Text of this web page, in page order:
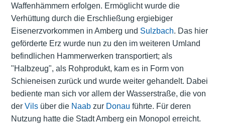
Waffenhämmern erfolgen. Ermöglicht wurde die
Verhüttung durch die Erschließung ergiebiger
Eisenerzvorkommen in Amberg und Sulzbach. Das hier
geförderte Erz wurde nun zu den im weiteren Umland
befindlichen Hammerwerken transportiert; als
"Halbzeug", als Rohprodukt, kam es in Form von
Schieneisen zurück und wurde weiter gehandelt. Dabei
bediente man sich vor allem der Wasserstraße, die von
der Vilsüber die Naabzur Donau führte. Für deren
Nutzung hatte die Stadt Amberg ein Monopol erreicht.